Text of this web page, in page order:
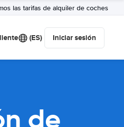
las tarifas de alquiler de coches
(ES) Iniciar sesión
de